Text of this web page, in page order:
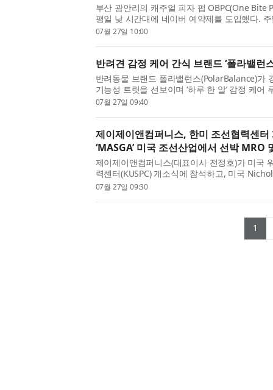
부산 광안리의 캐주얼 피자 펍 OBPC(One Bite
평일 낮 시간대에 네이버 예약제를 도입했다.
서, 평일 낮 한적한 시간대에 광안대교 뷰 좌석
07월 27일 10:00
반려견 감정 케어 간식 브랜드 ‘폴라밸런
반려동물 브랜드 폴라밸런스(PolarBalance)가
기능성 트릿을 선보이며 ‘하루 한 알’ 감정 케
GABA, L-테아닌, 초유단백, 비타민 B1을 담은
07월 27일 09:40
제이제이앤컴퍼니스, 한미 조선협력센
‘MASGA’ 미국 조선산업에서 선박 MRO
제이제이앤컴퍼니스(대표이사 전정호)가 미국
력센터(KUSPC) 개소식에 참석하고, 미국
Ship Repair와 미국의 Pacific Northwest 지역
07월 27일 09:30
1